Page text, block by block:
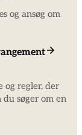
og ansøg om
og regler, der
søger om en